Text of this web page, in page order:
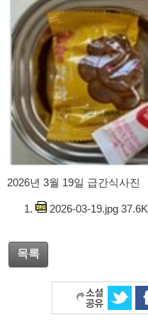
2026년 3월 19일 급간식사진
2026-03-19.jpg 37.6K
목록